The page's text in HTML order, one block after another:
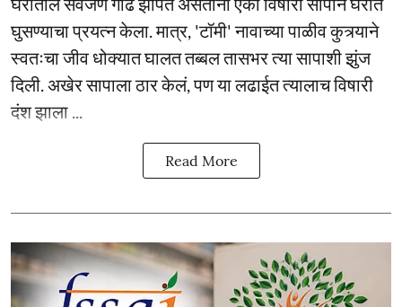
घुसण्याचा प्रयत्न केला. मात्र, 'टॉमी' नावाच्या पाळीव कुत्र्याने
स्वतःचा जीव धोक्यात घालत तब्बल तासभर त्या सापाशी झुंज
दिली. अखेर सापाला ठार केलं, पण या लढाईत त्यालाच विषारी
दंश झाला ...
Read More